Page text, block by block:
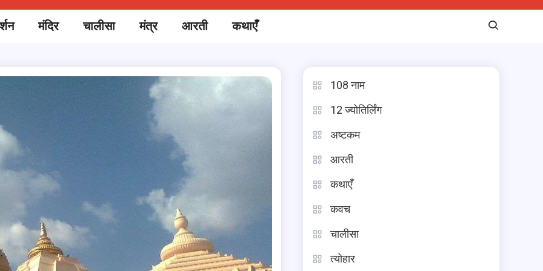
मंदिर चालीसा मंत्र आरती कथाएँ
108 नाम
12 ज्योतिर्लिंग
अष्टकम
आरती
कथाएँ
कवच
चालीसा
त्योहार